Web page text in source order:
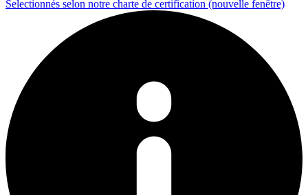
Selectionnés selon notre charte de certification (nouvelle fenêtre)